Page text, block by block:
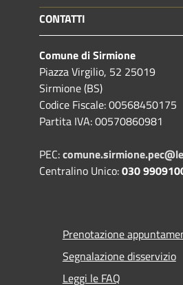
CONTATTI
Comune di Sirmione
Piazza Virgilio, 52 25019
Sirmione (BS)
Codice Fiscale: 00568450175
Partita IVA: 00570860981
PEC:
Centralino Unico:030
Prenotazione
Segnalazione disservizio
Leggi le FAQ